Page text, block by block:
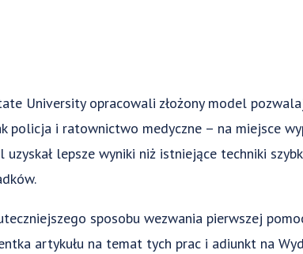
University opracowali złożony model
policja i ratownictwo medyczne – na miejsce
lepsze wyniki niż istniejące techniki
sposobu wezwania pierwszej
artykułu na temat tych prac i adiunkt na